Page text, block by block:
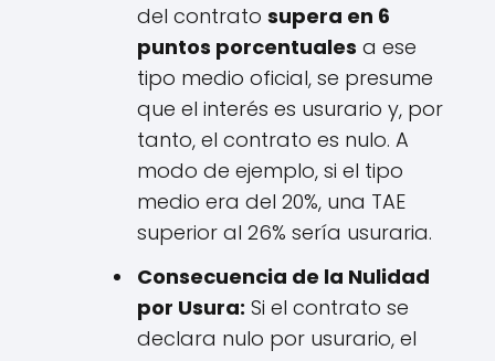
del contrato supera en 6
puntos porcentuales a ese
tipo medio oficial, se presume
que el interés es usurario y, por
tanto, el contrato es nulo. A
modo de ejemplo, si el tipo
medio era del 20%, una TAE
superior al 26% sería usuraria.
Consecuencia de la Nulidad
por Usura: Si el contrato se
declara nulo por usurario, el